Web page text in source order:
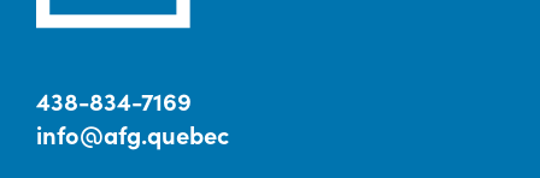
438-834-7169
info@afg.quebec